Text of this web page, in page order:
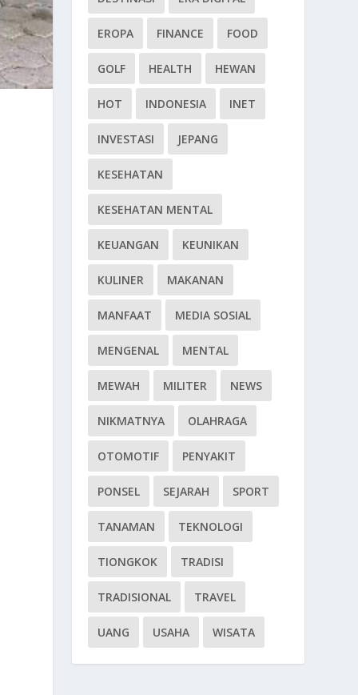
EROPA FINANCE FOOD
GOLF HEALTH HEWAN
HOT INDONESIA INET
INVESTASI JEPANG
KESEHATAN
KESEHATAN MENTAL
KEUANGAN KEUNIKAN
KULINER MAKANAN
MANFAAT MEDIA SOSIAL
MENGENAL MENTAL
MEWAH MILITER NEWS
NIKMATNYA OLAHRAGA
OTOMOTIF PENYAKIT
PONSEL SEJARAH SPORT
TANAMAN TEKNOLOGI
TIONGKOK TRADISI
TRADISIONAL TRAVEL
UANG USAHA WISATA